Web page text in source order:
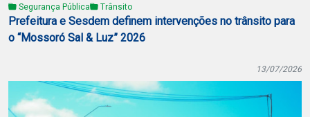
Segurança Pública Trânsito
Prefeitura e Sesdem definem intervenções no trânsito para
o “Mossoró Sal & Luz” 2026
13/07/2026